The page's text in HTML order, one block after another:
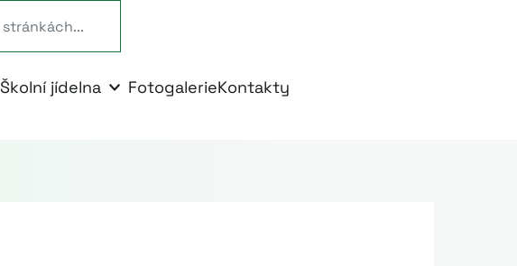
Školní jídelna FotogalerieKontakty